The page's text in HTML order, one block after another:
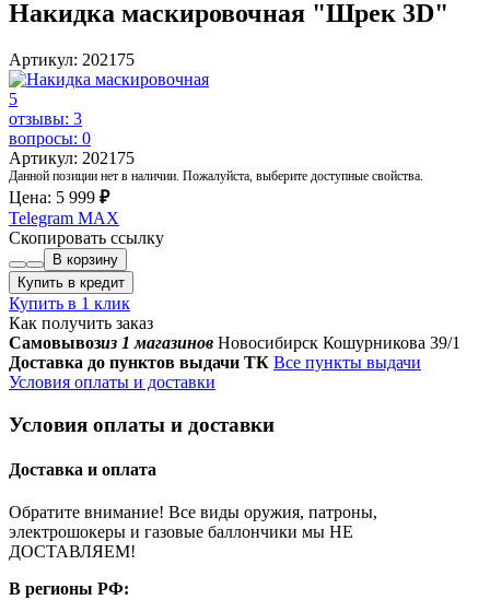
Накидка маскировочная "Шрек 3D"
Артикул: 202175
5
отзывы: 3
вопросы: 0
Артикул: 202175
Данной позиции нет в наличии. Пожалуйста, выберите доступные свойства.
Цена: 5 999 ₽
Telegram MAX
Скопировать ссылку
В корзину
Купить в кредит
Купить в 1 клик
Как получить заказ
Самовывозиз 1 магазинов Новосибирск Кошурникова 39/1
Доставка до пунктов выдачи ТК Все пункты выдачи
Условия оплаты и доставки
Условия оплаты и доставки
Доставка и оплата
Обратите внимание! Все виды оружия, патроны,
электрошокеры и газовые баллончики мы НЕ
ДОСТАВЛЯЕМ!
В регионы РФ: